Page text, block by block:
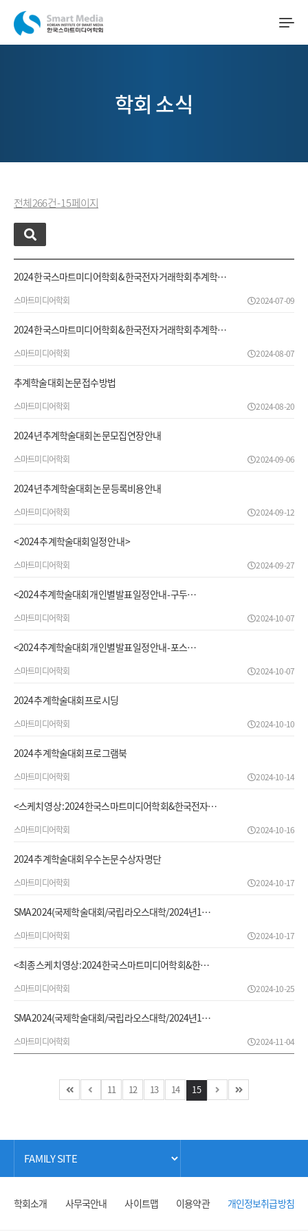
학회 소식
전체 266 건 - 15 페이지
2024 한국스마트미디어학회 & 한국전자거래학회 추계학…
스마트미디어학회 2024-07-09
2024 한국스마트미디어학회 & 한국전자거래학회 추계학…
스마트미디어학회 2024-08-07
추계학술대회 논문 접수 방법
스마트미디어학회 2024-08-20
2024년 추계학술대회 논문모집 연장 안내
스마트미디어학회 2024-09-06
2024년 추계학술대회 논문 등록비용 안내
스마트미디어학회 2024-09-12
< 2024 추계학술대회 일정 안내 >
스마트미디어학회 2024-09-27
<2024 추계학술대회 개인별 발표 일정 안내 - 구두…
스마트미디어학회 2024-10-07
<2024 추계학술대회 개인별 발표 일정 안내 - 포스…
스마트미디어학회 2024-10-07
2024 추계학술대회 프로시딩
스마트미디어학회 2024-10-10
2024 추계학술대회 프로그램북
스마트미디어학회 2024-10-14
<스케치 영상 : 2024 한국스마트미디어학회&한국전자…
스마트미디어학회 2024-10-16
2024 추계학술대회 우수논문 수상자 명단
스마트미디어학회 2024-10-17
SMA 2024(국제학술대회/국립라오스대학/2024년1…
스마트미디어학회 2024-10-17
<최종 스케치 영상 : 2024 한국스마트미디어학회&한…
스마트미디어학회 2024-10-25
SMA 2024(국제학술대회/국립라오스대학/2024년1…
스마트미디어학회 2024-11-04
11 12 13 14 15
학회소개 사무국안내 사이트맵 이용약관 개인정보취급방침